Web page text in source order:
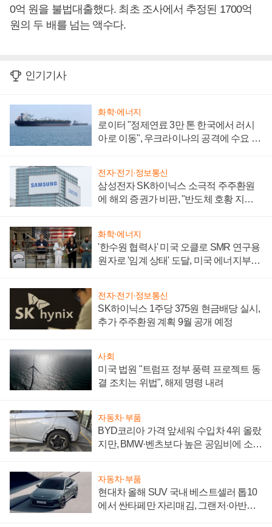
0억 원을 불법대출했다. 최초 조사에서 추정된 1700억
원의 두 배를 넘는 액수다.
인기기사
화학·에너지
로이터 "정제연료 3만 톤 한국에서 러시
아로 이동", 우크라이나의 공격에 수요 늘
전자·전기·정보통신
삼성전자 SK하이닉스 소극적 주주환원
에 해외 증권가 비판, "반도체 호황 지속
화학·에너지
'한수원 협력사' 미국 오클로 SMR 연구용
원자로 '임계 상태' 도달, 미국 에너지부
전자·전기·정보통신
SK하이닉스 1주당 375원 현금배당 실시,
추가 주주환원 계획 9월 공개 예정
사회
미국 법원 "트럼프 정부 풍력 프로젝트 동
결 조치는 위법", 해제 명령 내려
자동차·부품
BYD코리아 가격 앞세워 수입차 4위 올랐
지만, BMW·벤츠보다 높은 공임비에 소비
자동차·부품
현대차 올해 SUV 국내 베스트셀러 톱10
에서 싼타페만 자리매김, 그랜저·아반떼